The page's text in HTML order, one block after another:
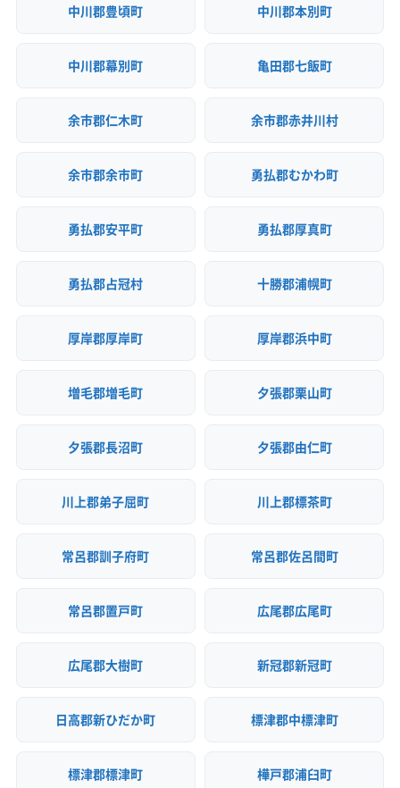
中川郡豊頃町 中川郡本別町
中川郡幕別町 亀田郡七飯町
余市郡仁木町 余市郡赤井川村
余市郡余市町 勇払郡むかわ町
勇払郡安平町 勇払郡厚真町
勇払郡占冠村 十勝郡浦幌町
厚岸郡厚岸町 厚岸郡浜中町
増毛郡増毛町 夕張郡栗山町
夕張郡長沼町 夕張郡由仁町
川上郡弟子屈町 川上郡標茶町
常呂郡訓子府町 常呂郡佐呂間町
常呂郡置戸町 広尾郡広尾町
広尾郡大樹町 新冠郡新冠町
日高郡新ひだか町 標津郡中標津町
標津郡標津町 樺戸郡浦臼町